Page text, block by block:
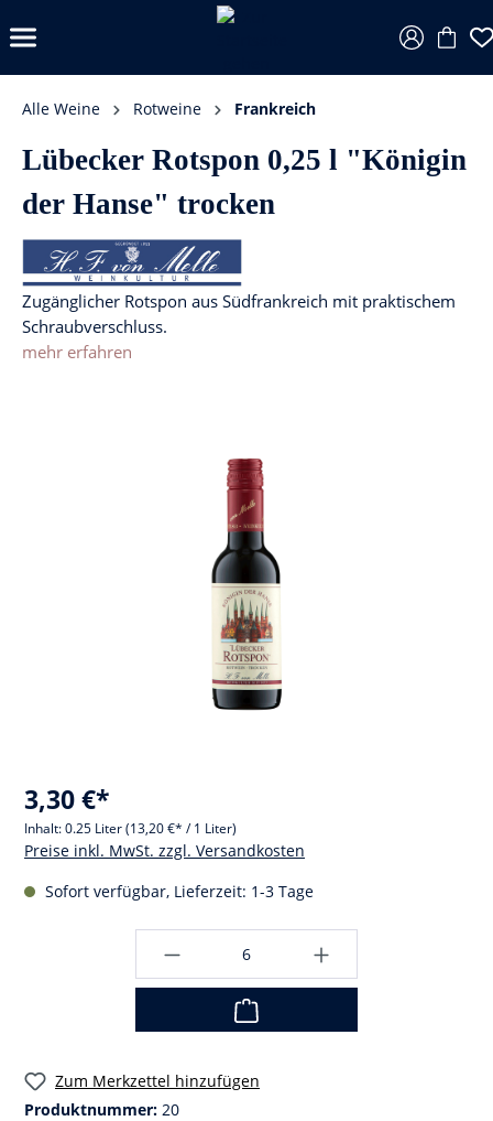
Alle Weine Rotweine Frankreich
Lübecker Rotspon 0,25 l "Königin
der Hanse" trocken
Zugänglicher Rotspon aus Südfrankreich mit praktischem
Schraubverschluss.
mehr erfahren
3,30 €*
Inhalt:0.25 Liter(13,20 €* / 1 Liter)
Preise inkl. MwSt. zzgl. Versandkosten
Sofort verfügbar, Lieferzeit: 1-3 Tage
Zum Merkzettel hinzufügen
Produktnummer: 20